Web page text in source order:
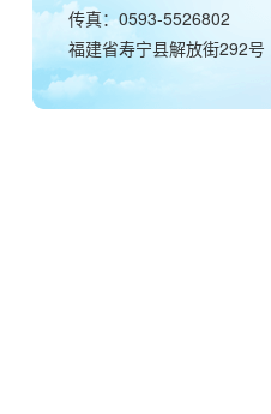
传真：0593-5526802
福建省寿宁县解放街292号
取得新成效、销售量取得新突破、
得新认可”来简要介绍公司2021年
剖析公司当前所面临的机遇和挑
还对2022年工…